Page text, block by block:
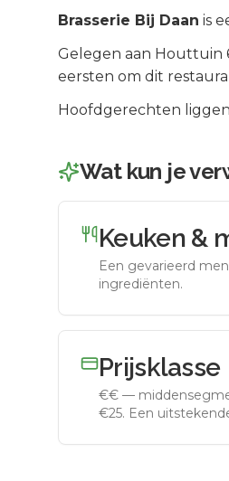
Brasserie Bij Daan is
Gelegen aan Houttuin
eersten om dit
Hoofdgerechten
Wat kun je
Keuken &
Een gevarieerd
ingrediënten.
Prijsklasse
€€ —
€25. Een